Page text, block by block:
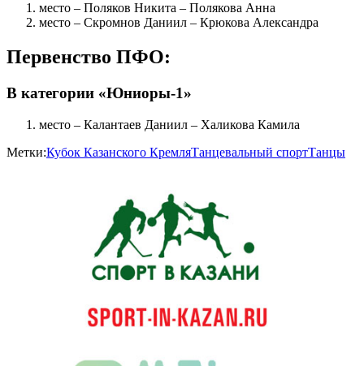
место – Поляков Никита – Полякова Анна
место – Скромнов Даниил – Крюкова Александра
Первенство ПФО:
В категории «Юниоры-1»
место – Калантаев Даниил – Халикова Камила
Метки:Кубок Казанского КремляТанцевальный спортТанцы